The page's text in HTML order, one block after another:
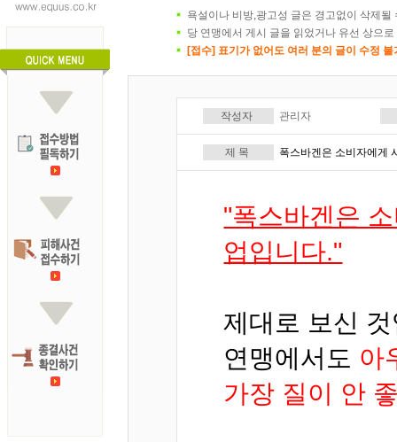
욕설이나 비방,광고성 글은 경고없이 삭제될
당 연맹에서 게시 글을 읽었거나 유선 상으
[접수] 표기가 없어도 여러 분의 글이 수정
작성자 관리자
제 목 폭스바겐은 소비자에게
"폭스바겐은
업입니다."
제대로 보신
연맹에서도 아
가장 질이 안